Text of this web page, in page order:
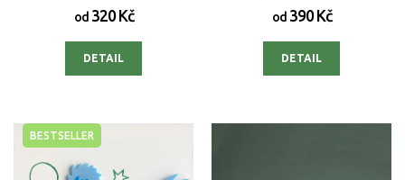
od320 Kč
DETAIL
od390 Kč
DETAIL
BESTSELLER